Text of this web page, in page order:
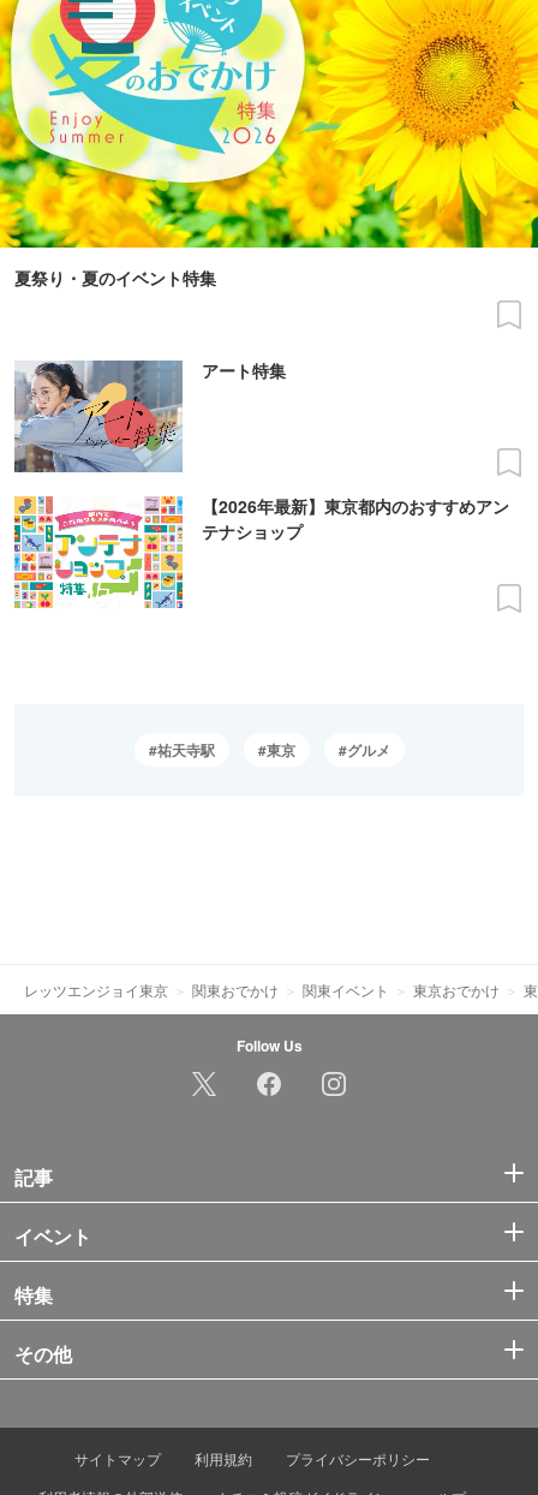
夏祭り・夏のイベント特集
アート特集
【2026年最新】東京都内のおすすめアン
テナショップ
祐天寺駅 東京 グルメ
レッツエンジョイ東京 関東おでかけ 関東イベント 東京おでかけ
Follow Us
記事
イベント
特集
その他
サイトマップ 利用規約
プライバシーポリシー